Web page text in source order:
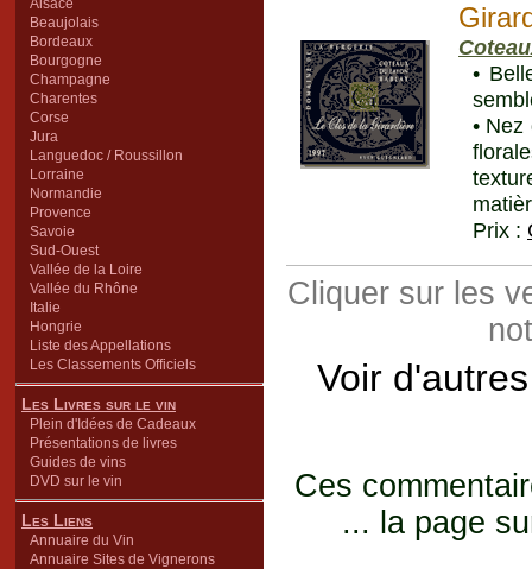
Alsace
Beaujolais
Bordeaux
Bourgogne
Champagne
Charentes
Corse
Jura
Languedoc / Roussillon
Lorraine
Normandie
Provence
Savoie
Sud-Ouest
Vallée de la Loire
Vallée du Rhône
Italie
Hongrie
Liste des Appellations
Les Classements Officiels
Les Livres sur le vin
Plein d'Idées de Cadeaux
Présentations de livres
Guides de vins
DVD sur le vin
Les Liens
Annuaire du Vin
Annuaire Sites de Vignerons
•
•
Prix :
Cliquer sur les
Voir
Ces
... la page